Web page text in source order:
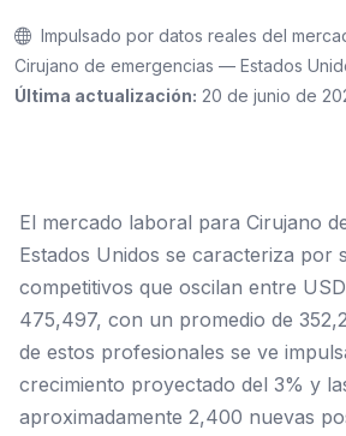
Impulsado por datos reales del
Cirujano de emergencias — Estados
Última actualización: 20 de junio de
El mercado laboral para Cirujano
Estados Unidos se caracteriza por
competitivos que oscilan entre
475,497, con un promedio de
de estos profesionales se ve
crecimiento proyectado del 3% y
aproximadamente 2,400 nuevas